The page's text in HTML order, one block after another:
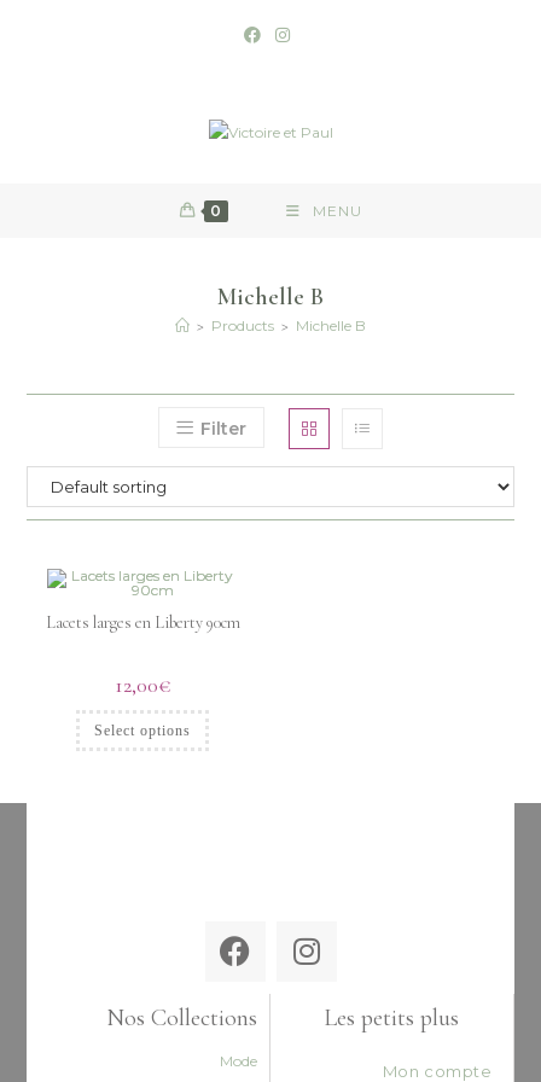
0 MENU
Michelle B
> Products > Michelle B
Filter
Lacets larges en Liberty 90cm
12,00€
Select options
Nos Collections
Mode
Les petits plus
Mon compte